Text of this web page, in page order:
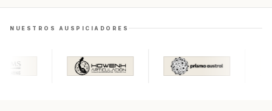
NUESTROS AUSPICIADORES